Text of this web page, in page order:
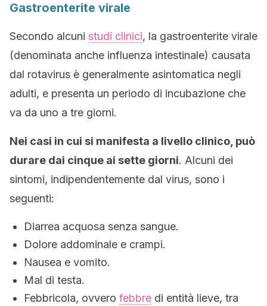
Gastroenterite virale
Secondo alcuni studi clinici, la gastroenterite virale
(denominata anche influenza intestinale) causata
dal rotavirus è generalmente asintomatica negli
adulti, e presenta un periodo di incubazione che
va da uno a tre giorni.
Nei casi in cui si manifesta a livello clinico, può
durare dai cinque ai sette giorni. Alcuni dei
sintomi, indipendentemente dal virus, sono i
seguenti:
Diarrea acquosa senza sangue.
Dolore addominale e crampi.
Nausea e vomito.
Mal di testa.
Febbricola, ovvero febbre di entità lieve, tra